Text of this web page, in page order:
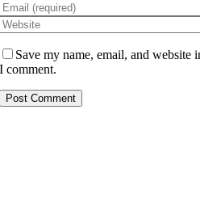
Save my name, email, and website
I comment.